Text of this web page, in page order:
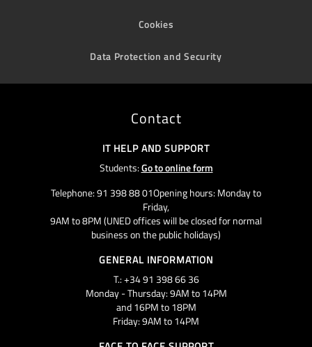
Cookies
Data Protection and Security
Contact
IT HELP AND SUPPORT
Students:Go to online form
Telephone: 91 398 88 01Opening hours: Monday to
Friday,
9AM to 8PM (UNED offices will be closed for normal
business on the public holidays)
GENERAL INFORMATION
T.: +34 91 398 66 36
Monday - Thursday: 9AM to 14PM
and 16PM to 18PM
Friday: 9AM to 14PM